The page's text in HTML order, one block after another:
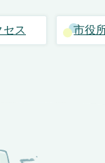
セス 市役